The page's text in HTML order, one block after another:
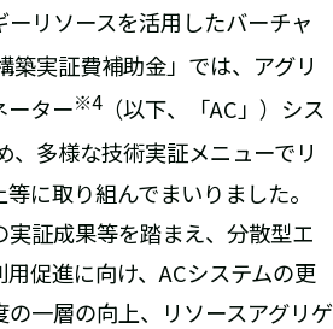
リソースを活用したバーチャ
築実証費補助金」では、アグリ
ーター※4（以下、「AC」）シス
、多様な技術実証メニューでリ
に取り組んでまいりました。
証成果等を踏まえ、分散型エ
促進に向け、ACシステムの更
一層の向上、リソースアグリゲ